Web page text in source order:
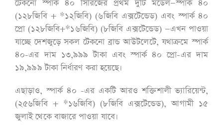
টেকনো স্পার্ক ৪০ সিরিজের প্রথম দুটি মডেল—স্পার্ক ৪০
(১২৮জিবি + *১২জিবি) (৬জিবি এক্সটেন্ডেড) এবং স্পার্ক ৪০
প্রো (১২৮জিবি+*১৬জিবি) (৮জিবি এক্সটেন্ডেড) —এখন পাওয়া
যাচ্ছে দেশজুড়ে সকল টেকনো ব্রান্ড আউটলেটে, যথাক্রমে স্পার্ক
৪০-এর দাম ১৩,৯৯৯ টাকা এবং স্পার্ক ৪০ প্রো-এর দাম
১৯,৯৯৯ টাকা নির্ধারণ করা হয়েছে।
এছাড়াও, স্পার্ক ৪০ -এর একটি আরও শক্তিশালী ভ্যারিয়েন্ট,
(২৫৬জিবি + *১৬জিবি) (৮জিবি এক্সটেন্ডেড), আগামী ১৫
জুলাই থেকে বাজারে পাওয়া যাবে।